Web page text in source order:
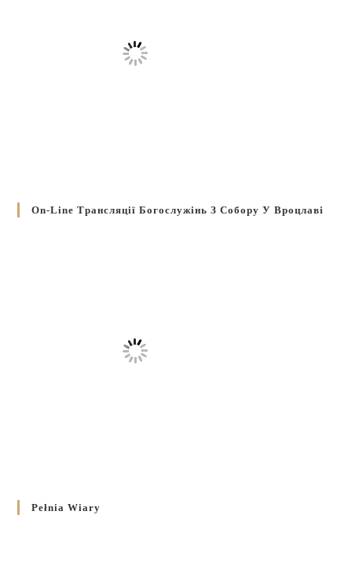
On-Line Трансляції Богослужінь З Собору У Вроцлаві
Pełnia Wiary